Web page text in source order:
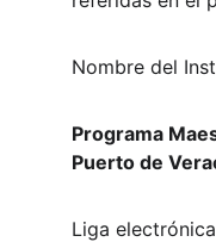
Nombre del
Programa
Puerto de
Liga